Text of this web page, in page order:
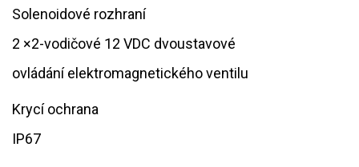
Solenoidové rozhraní
​2 ×2-vodičové 12 VDC dvoustavové
ovládání elektromagnetického ventilu
Krycí ochrana
​IP67